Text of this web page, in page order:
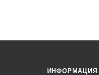
ИНФОРМАЦИЯ